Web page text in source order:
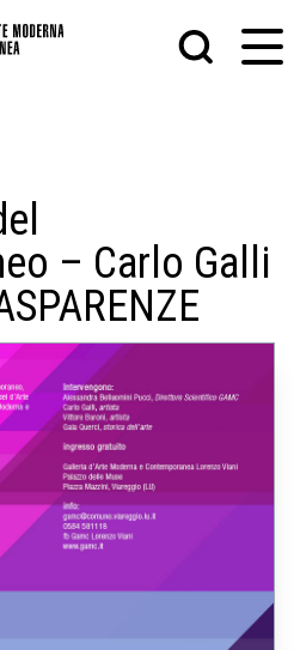
PITTURA
SCULTURA
ALTRO
MATRICI XILOGRAFICHE
FOTOGRAFIA
– Carlo Galli